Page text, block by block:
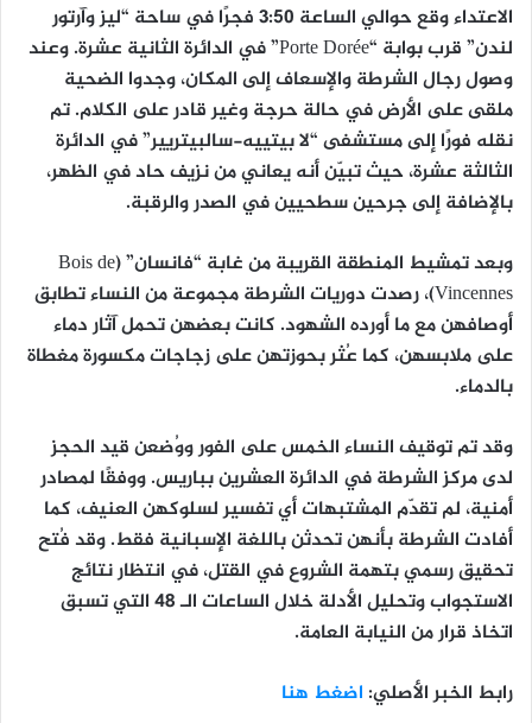
الاعتداء وقع حوالي الساعة 3:50 فجرًا في ساحة “ليز وآرتور
لندن” قرب بوابة “Porte Dorée” في الدائرة الثانية عشرة. وعند
وصول رجال الشرطة والإسعاف إلى المكان، وجدوا الضحية
ملقى على الأرض في حالة حرجة وغير قادر على الكلام. تم
نقله فورًا إلى مستشفى “لا بيتييه-سالبيتريير” في الدائرة
الثالثة عشرة، حيث تبيّن أنه يعاني من نزيف حاد في الظهر،
بالإضافة إلى جرحين سطحيين في الصدر والرقبة.
وبعد تمشيط المنطقة القريبة من غابة “فانسان” (Bois de
Vincennes)، رصدت دوريات الشرطة مجموعة من النساء تطابق
أوصافهن مع ما أورده الشهود. كانت بعضهن تحمل آثار دماء
على ملابسهن، كما عُثر بحوزتهن على زجاجات مكسورة مغطاة
بالدماء.
وقد تم توقيف النساء الخمس على الفور ووُضعن قيد الحجز
لدى مركز الشرطة في الدائرة العشرين بباريس. ووفقًا لمصادر
أمنية، لم تقدّم المشتبهات أي تفسير لسلوكهن العنيف، كما
أفادت الشرطة بأنهن تحدثن باللغة الإسبانية فقط. وقد فُتح
تحقيق رسمي بتهمة الشروع في القتل، في انتظار نتائج
الاستجواب وتحليل الأدلة خلال الساعات الـ 48 التي تسبق
اتخاذ قرار من النيابة العامة.
رابط الخبر الأصلي: اضغط هنا